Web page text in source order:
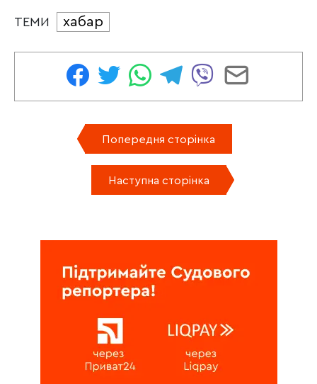
ТЕМИ хабар
Попередня сторінка
Наступна сторінка